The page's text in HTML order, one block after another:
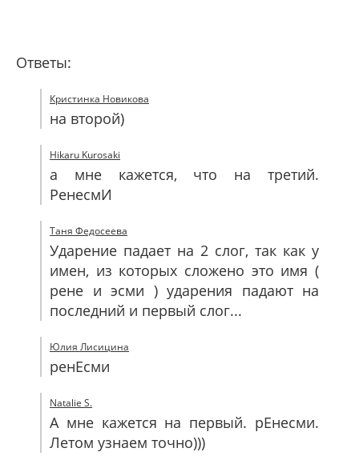
Ответы:
Кристинка Новикова
на второй)
Hikaru Kurosaki
а мне кажется, что на третий.
РенесмИ
Таня Федосеева
Ударение падает на 2 слог, так как у
имен, из которых сложено это имя (
рене и эсми ) ударения падают на
последний и первый слог...
Юлия Лисицина
ренЕсми
Natalie S.
А мне кажется на первый. рЕнесми.
Летом узнаем точно)))